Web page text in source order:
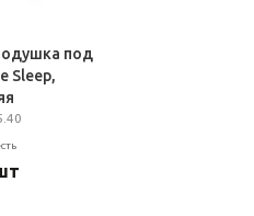
под
Sleep,